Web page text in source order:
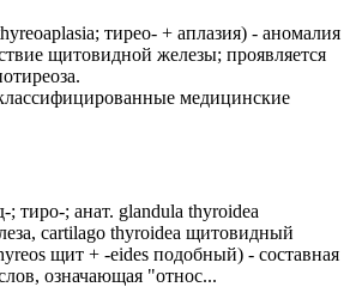
тирео- + аплазия) - аномалия
щитовидной железы; проявляется
медицинские
; тиро-; анат. glandula thyroidea
cartilago thyroidea щитовидный
щит + -eides подобный) - составная
означающая "относ...